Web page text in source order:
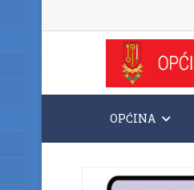
OPĆINA